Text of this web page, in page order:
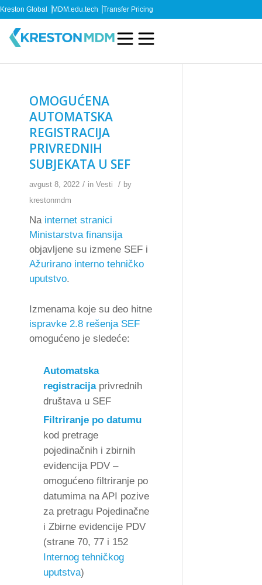
Kreston Global MDM.edu.tech Transfer Pricing
OMOGUĆENA
AUTOMATSKA
REGISTRACIJA
PRIVREDNIH
SUBJEKATA U SEF
avgust 8, 2022 / in Vesti / by
krestonmdm
Na internet stranici
Ministarstva finansija
objavljene su izmene SEF i
Ažurirano interno tehničko
uputstvo.
Izmenama koje su deo hitne
ispravke 2.8 rešenja SEF
omogućeno je sledeće:
Automatska
registracijaprivrednih
društava u SEF
Filtriranje po datumu
kod pretrage
pojedinačnih i zbirnih
evidencija PDV –
omogućeno filtriranje po
datumima na API pozive
za pretragu Pojedinačne
i Zbirne evidencije PDV
(strane 70, 77 i 152
Internog tehničkog
uputstva)